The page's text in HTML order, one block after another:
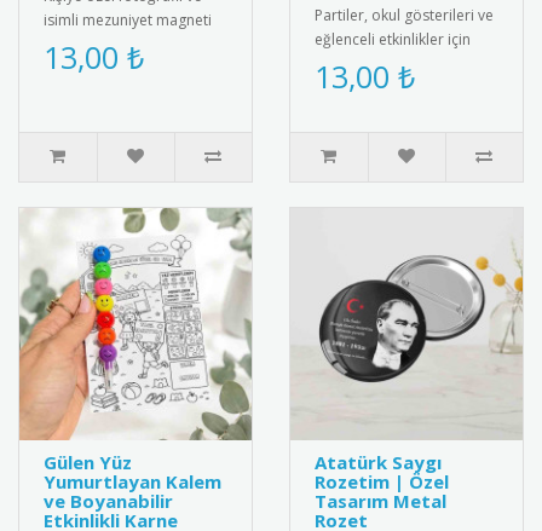
isimli mezuniyet magneti
ile mezuniyet anını anlamlı
bir hediyeyle ölümsüz..
13,00 ₺
Partiler, okul gösterileri ve
eğlenceli etkinlikler için
tasarlanmış sevimli tavuk
maskesi! Çocuklar..
13,00 ₺
Gülen Yüz
Yumurtlayan Kalem
ve Boyanabilir
Etkinlikli Karne
Atatürk Saygı
Rozetim | Özel
Tasarım Metal
Rozet